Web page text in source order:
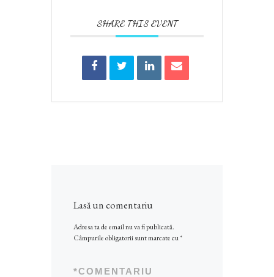
SHARE THIS EVENT
Lasă un comentariu
Adresa ta de email nu va fi publicată.
Câmpurile obligatorii sunt marcate cu*
COMENTARIU
*